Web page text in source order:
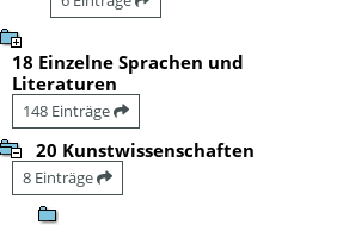
18 Einzelne Sprachen und
Literaturen
148 Einträge
20 Kunstwissenschaften
8 Einträge